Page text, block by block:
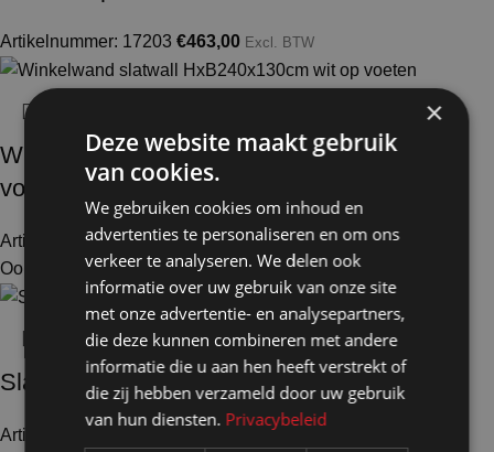
Artikelnummer: 17203 €463,00 Excl. BTW
Winkelwand slatwall HxB240x130cm wit op
voeten met opzetstuk
Artikelnummer: 17215€608,00 Excl. BTW
Ook te huur
Slatwallschap wit 29x15x0.8cm in alu profiel
Artikelnummer: 70550
×
Deze website maakt gebruik
van cookies.
We gebruiken cookies om inhoud en
advertenties te personaliseren en om ons
verkeer te analyseren. We delen ook
informatie over uw gebruik van onze site
met onze advertentie- en analysepartners,
die deze kunnen combineren met andere
informatie die u aan hen heeft verstrekt of
die zij hebben verzameld door uw gebruik
van hun diensten. Privacybeleid